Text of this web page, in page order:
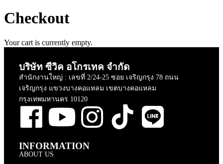
Checkout
Your cart is currently empty.
บริษัท ซีวิค อโกรเทค จำกัด
สำนักงานใหญ่ : เลขที่ 2/24-25 ซอย เจริญกรุง 78 ถนน
เจริญกรุง แขวงบางคอแหลม เขตบางคอแหลม
กรุงเทพมหานคร 10120
INFORMATION
ABOUT US